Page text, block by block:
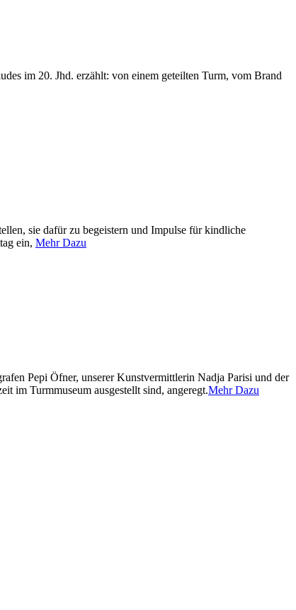
im 20. Jhd. erzählt: von einem geteilten Turm, vom Brand
sie dafür zu begeistern und Impulse für kindliche
ein, Mehr Dazu
Pepi Öfner, unserer Kunstvermittlerin Nadja Parisi und der
im Turmmuseum ausgestellt sind, angeregt.Mehr Dazu